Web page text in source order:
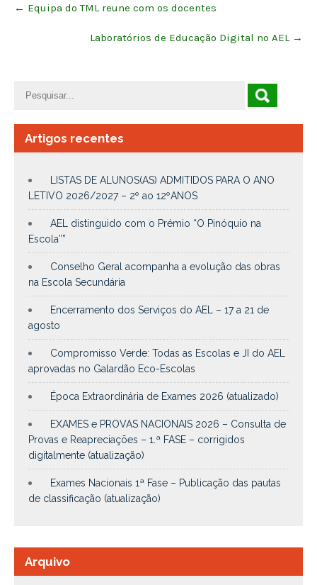
navigation
← Equipa do TML reune com os docentes
Laboratórios de Educação Digital no AEL →
Artigos recentes
LISTAS DE ALUNOS(AS) ADMITIDOS PARA O ANO
LETIVO 2026/2027 – 2º ao 12ºANOS
AEL distinguido com o Prémio “O Pinóquio na
Escola””
Conselho Geral acompanha a evolução das obras
na Escola Secundária
Encerramento dos Serviços do AEL – 17 a 21 de
agosto
Compromisso Verde: Todas as Escolas e JI do AEL
aprovadas no Galardão Eco-Escolas
Época Extraordinária de Exames 2026 (atualizado)
EXAMES e PROVAS NACIONAIS 2026 – Consulta de
Provas e Reapreciações – 1.ª FASE – corrigidos
digitalmente (atualização)
Exames Nacionais 1ª Fase – Publicação das pautas
de classificação (atualização)
Arquivo